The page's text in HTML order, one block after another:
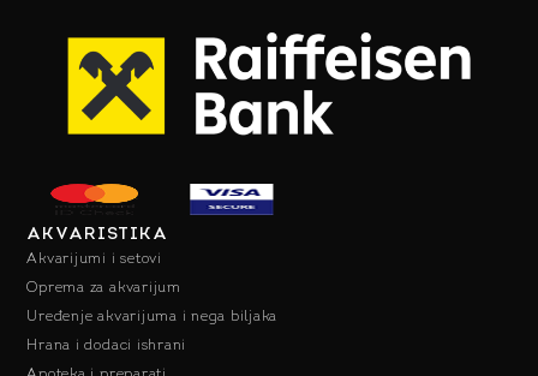
AKVARISTIKA
Akvarijumi i setovi
Oprema za akvarijum
Uređenje akvarijuma i nega biljaka
Hrana i dodaci ishrani